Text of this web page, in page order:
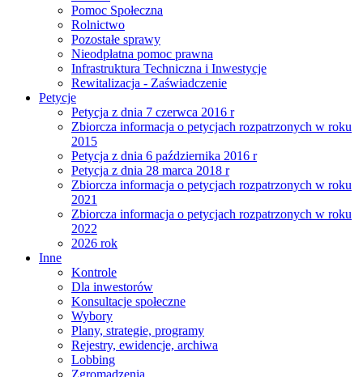
Pomoc Społeczna
Rolnictwo
Pozostałe sprawy
Nieodpłatna pomoc prawna
Infrastruktura Techniczna i Inwestycje
Rewitalizacja - Zaświadczenie
Petycje
Petycja z dnia 7 czerwca 2016 r
Zbiorcza informacja o petycjach rozpatrzonych w roku
2015
Petycja z dnia 6 października 2016 r
Petycja z dnia 28 marca 2018 r
Zbiorcza informacja o petycjach rozpatrzonych w roku
2021
Zbiorcza informacja o petycjach rozpatrzonych w roku
2022
2026 rok
Inne
Kontrole
Dla inwestorów
Konsultacje społeczne
Wybory
Plany, strategie, programy
Rejestry, ewidencje, archiwa
Lobbing
Zgromadzenia